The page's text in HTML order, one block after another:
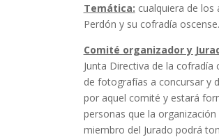
Temática: cualquiera de los
Perdón y su cofradía oscense.
Comité organizador y
Junta Directiva de la
de fotografías a concursar y
por aquel comité y estará
personas que la
miembro del Jurado podrá